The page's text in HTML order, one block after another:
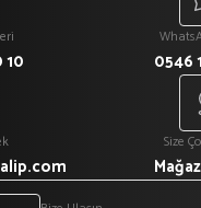
10 0546
Size